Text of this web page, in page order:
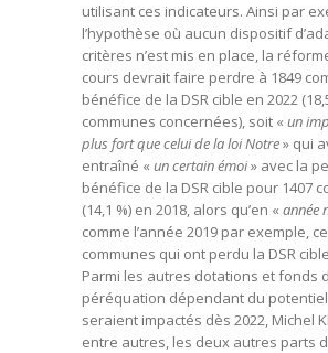
utilisant ces indicateurs. Ainsi par
l’hypothèse où aucun dispositif
critères n’est mis en place, la
cours devrait faire perdre à 1849
bénéfice de la DSR cible en 2022
communes concernées), soit « un
plus fort que celui de la loi Notre» qui
entraîné « un certain émoi» avec la
bénéfice de la DSR cible pour 1407
(14,1 %) en 2018, alors qu’en « année
comme l’année 2019 par exemple,
communes qui ont perdu la DSR
Parmi les autres dotations et fonds
péréquation dépendant du
seraient impactés dès 2022, Michel
entre autres, les deux autres parts